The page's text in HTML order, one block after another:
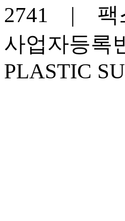
2741 | 팩
사업자등록
PLASTIC